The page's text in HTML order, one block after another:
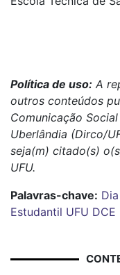
Política de uso: A
outros conteúdos
Comunicação
Uberlândia (Dirco/
seja(m) citado(s)
UFU.
Palavras-chave:
Estudantil UFU DCE